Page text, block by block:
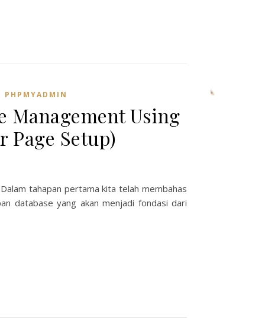
PHPMYADMIN
Management Using
Setup)
tahapan pertama kita telah membahas
database yang akan menjadi fondasi dari